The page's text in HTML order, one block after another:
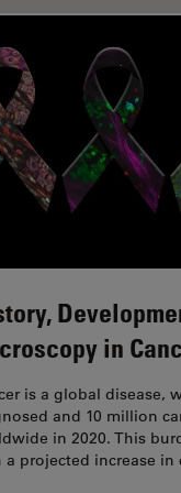
in
is a global disease,
and 10 million
in 2020. This
a projected increase in